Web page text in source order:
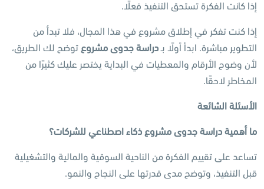
إذا كانت الفكرة تستحق التنفيذ فعلًا.
إذا كنت تفكر في إطلاق مشروع في هذا المجال، فلا تبدأ من
التطوير مباشرة. ابدأ أولًا بـدراسة جدوى مشروع توضح لك الطريق،
لأن وضوح الأرقام والمعطيات في البداية يختصر عليك كثيرًا من
المخاطر لاحقًا.
الأسئلة الشائعة
ما أهمية دراسة جدوى مشروع ذكاء اصطناعي للشركات؟
تساعد على تقييم الفكرة من الناحية السوقية والمالية والتشغيلية
قبل التنفيذ، وتوضح مدى قدرتها على النجاح والنمو.